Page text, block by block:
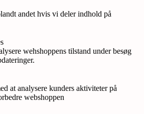
andet hvis vi deler indhold på
wehshoppens tilstand under besøg
at analysere kunders aktiviteter på
webshoppen